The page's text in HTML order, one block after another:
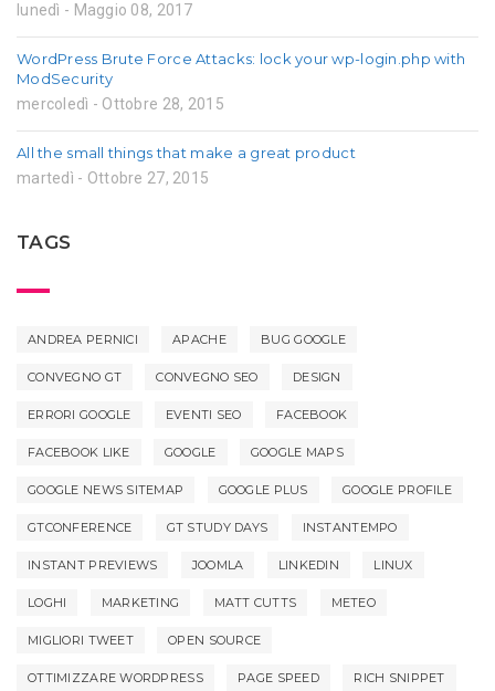
lunedì - Maggio 08, 2017
WordPress Brute Force Attacks: lock your wp-login.php with
ModSecurity
mercoledì - Ottobre 28, 2015
All the small things that make a great product
martedì - Ottobre 27, 2015
TAGS
ANDREA PERNICI APACHE BUG GOOGLE
CONVEGNO GT CONVEGNO SEO DESIGN
ERRORI GOOGLE EVENTI SEO FACEBOOK
FACEBOOK LIKE GOOGLE GOOGLE MAPS
GOOGLE NEWS SITEMAP GOOGLE PLUS GOOGLE PROFILE
GTCONFERENCE GT STUDY DAYS INSTANTEMPO
INSTANT PREVIEWS JOOMLA LINKEDIN LINUX
LOGHI MARKETING MATT CUTTS METEO
MIGLIORI TWEET OPEN SOURCE
OTTIMIZZARE WORDPRESS PAGE SPEED RICH SNIPPET